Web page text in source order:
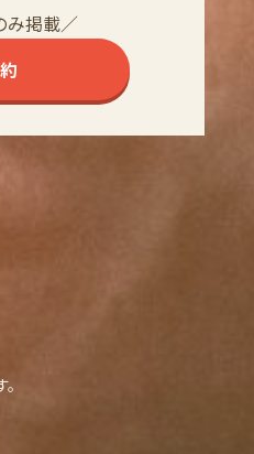
み掲載／